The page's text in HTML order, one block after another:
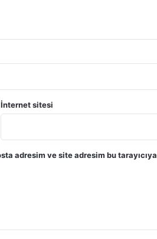
İnternet sitesi
adresim ve site adresim bu tarayıcıya